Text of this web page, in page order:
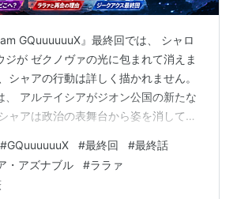
GQuuuuuuX』最終回では、 シャロ
ジが ゼクノヴァの光に包まれて消えま
シャアの行動は詳しく描かれません。
、 アルテイシアがジオン公国の新たな
ャアは政治の表舞台から姿を消してい
後に会ったララァは、シャロンの薔薇
ラァなのか？」 と疑問に感じた人も多
論からいうと、 シャアはゼクノヴァで
#GQuuuuuuX #最終回 #最終話
・アズナブル #ララァ